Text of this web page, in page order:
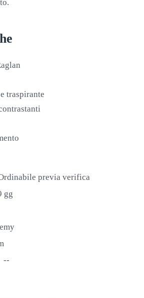
traspirante
previa verifica
gg
--